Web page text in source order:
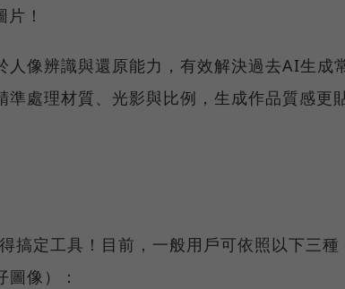
！
像辨識與還原能力，有效解決過去AI生成
處理材質、光影與比例，生成作品質感更
搞定工具！目前，一般用戶可依照以下三種
像）：